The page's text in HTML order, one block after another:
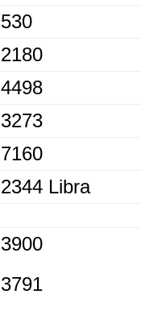
530
2180
4498
3273
7160
2344 Libra
3900
3791